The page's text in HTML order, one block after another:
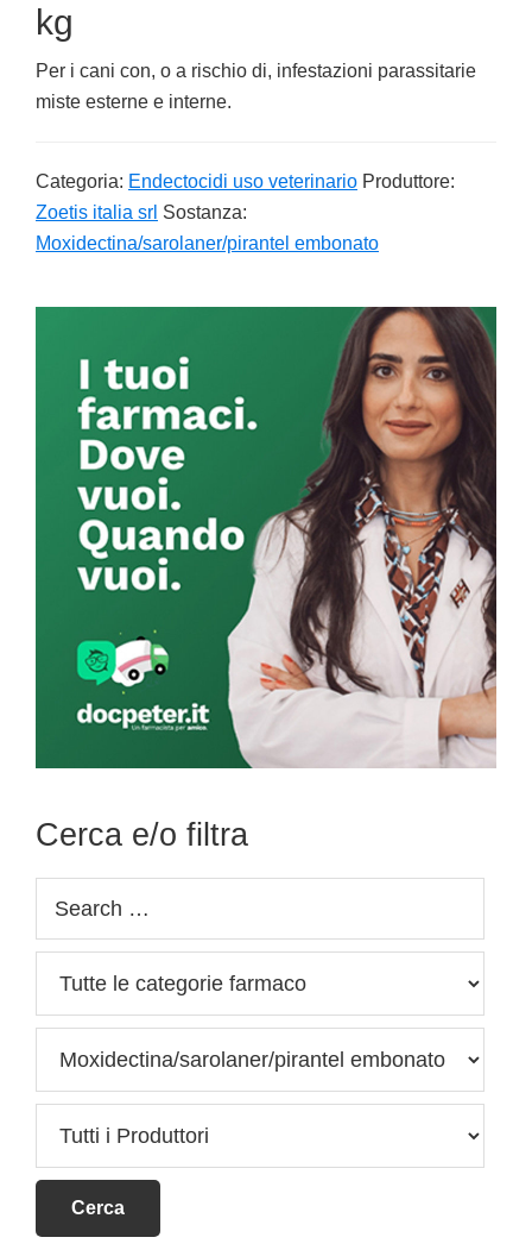
kg
Per i cani con, o a rischio di, infestazioni parassitarie
miste esterne e interne.
Categoria: Endectocidi uso veterinario Produttore:
Zoetis italia srl Sostanza:
Moxidectina/sarolaner/pirantel embonato
Sidebar
Cerca e/o filtra